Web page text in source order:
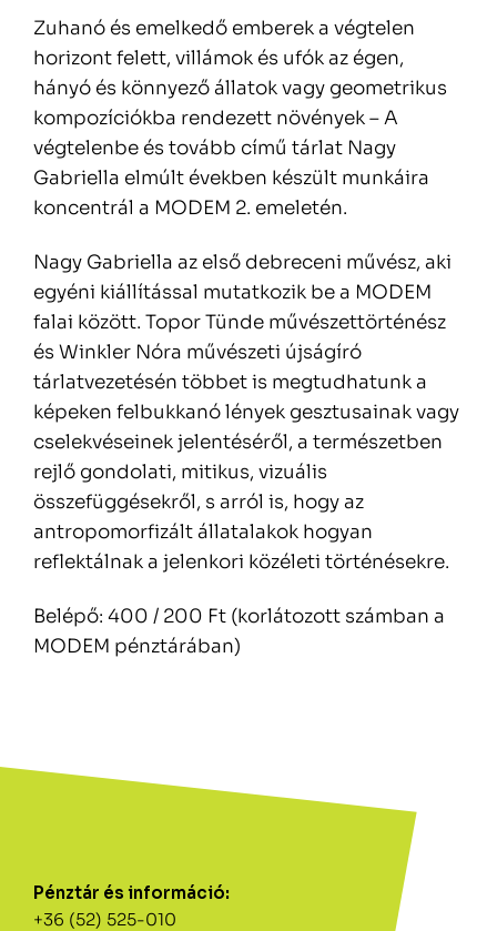
Pénztár és információ:
+36 (52) 525-010
Zuhanó és emelkedő emberek a végtelen
horizont felett, villámok és ufók az égen,
hányó és könnyező állatok vagy geometrikus
kompozíciókba rendezett növények – A
végtelenbe és tovább című tárlat Nagy
Gabriella elmúlt években készült munkáira
koncentrál a MODEM 2. emeletén.
Nagy Gabriella az első debreceni művész, aki
egyéni kiállítással mutatkozik be a MODEM
falai között. Topor Tünde művészettörténész
és Winkler Nóra művészeti újságíró
tárlatvezetésén többet is megtudhatunk a
képeken felbukkanó lények gesztusainak vagy
cselekvéseinek jelentéséről, a természetben
rejlő gondolati, mitikus, vizuális
összefüggésekről, s arról is, hogy az
antropomorfizált állatalakok hogyan
reflektálnak a jelenkori közéleti történésekre.
Belépő: 400 / 200 Ft (korlátozott számban a
MODEM pénztárában)